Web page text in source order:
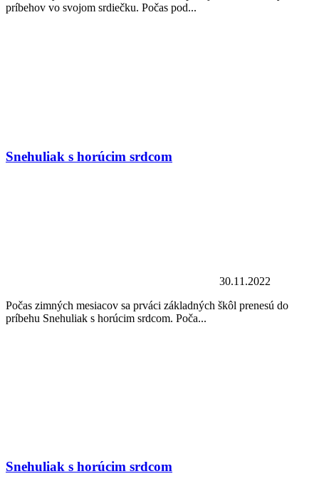
príbehov vo svojom srdiečku. Počas pod...
Snehuliak s horúcim srdcom
30.11.2022
Počas zimných mesiacov sa prváci základných škôl prenesú do
príbehu Snehuliak s horúcim srdcom. Poča...
Snehuliak s horúcim srdcom